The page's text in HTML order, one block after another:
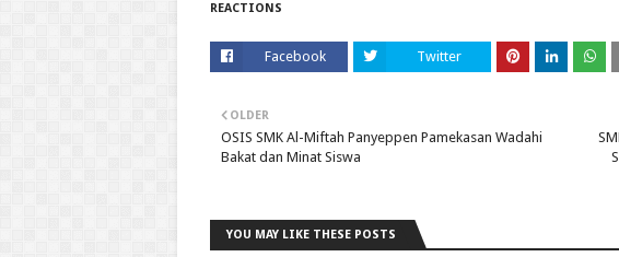
REACTIONS
Facebook Twitter
OLDER
OSIS SMK Al-Miftah Panyeppen Pamekasan Wadahi
Bakat dan Minat Siswa
YOU MAY LIKE THESE POSTS